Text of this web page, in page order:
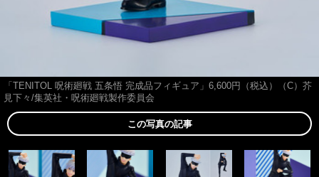
「TENITOL 呪術廻戦 五条悟 完成品フィギュア」6,600円（税込）（C）芥
見下々/集英社・呪術廻戦製作委員会
この写真の記事